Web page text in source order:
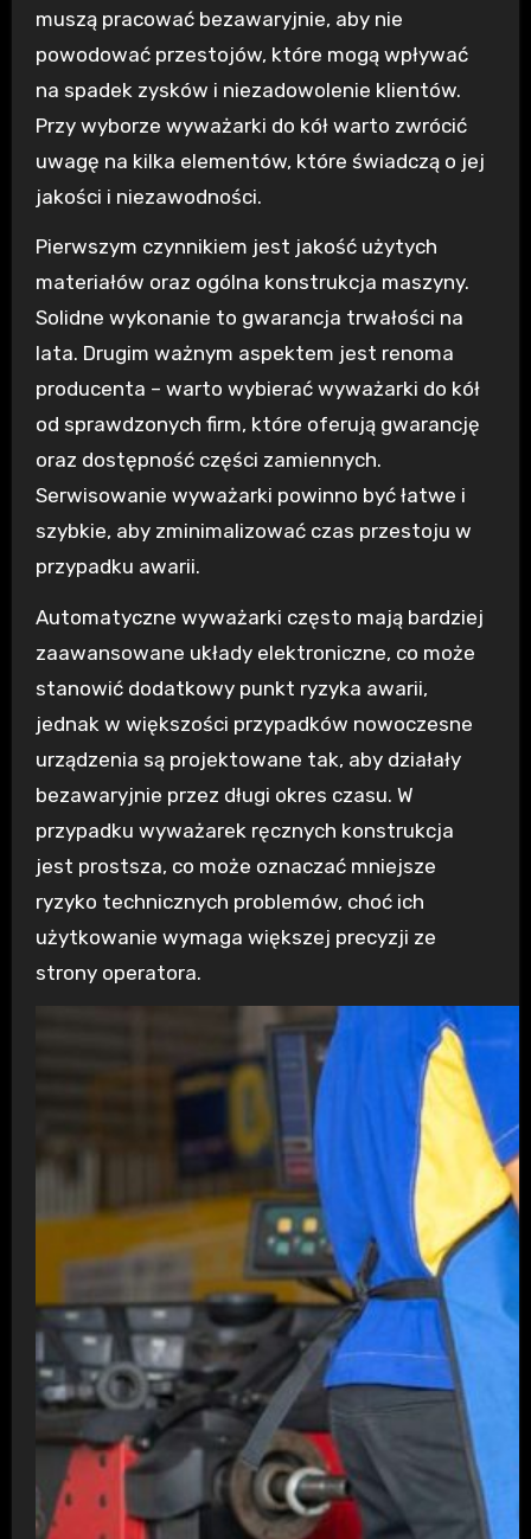
muszą pracować bezawaryjnie, aby nie
powodować przestojów, które mogą wpływać
na spadek zysków i niezadowolenie klientów.
Przy wyborze wyważarki do kół warto zwrócić
uwagę na kilka elementów, które świadczą o jej
jakości i niezawodności.
Pierwszym czynnikiem jest jakość użytych
materiałów oraz ogólna konstrukcja maszyny.
Solidne wykonanie to gwarancja trwałości na
lata. Drugim ważnym aspektem jest renoma
producenta – warto wybierać wyważarki do kół
od sprawdzonych firm, które oferują gwarancję
oraz dostępność części zamiennych.
Serwisowanie wyważarki powinno być łatwe i
szybkie, aby zminimalizować czas przestoju w
przypadku awarii.
Automatyczne wyważarki często mają bardziej
zaawansowane układy elektroniczne, co może
stanowić dodatkowy punkt ryzyka awarii,
jednak w większości przypadków nowoczesne
urządzenia są projektowane tak, aby działały
bezawaryjnie przez długi okres czasu. W
przypadku wyważarek ręcznych konstrukcja
jest prostsza, co może oznaczać mniejsze
ryzyko technicznych problemów, choć ich
użytkowanie wymaga większej precyzji ze
strony operatora.